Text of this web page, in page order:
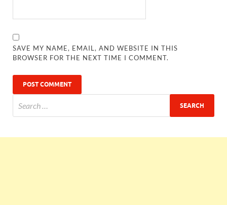
SAVE MY NAME, EMAIL, AND WEBSITE IN THIS
BROWSER FOR THE NEXT TIME I COMMENT.